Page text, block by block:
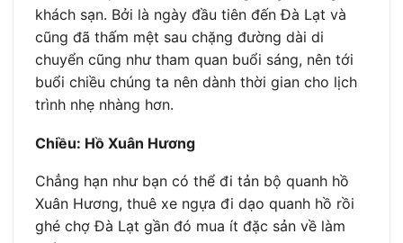
khách sạn. Bởi là ngày đầu tiên đến Đà Lạt và
cũng đã thấm mệt sau chặng đường dài di
chuyển cũng như tham quan buổi sáng, nên tới
buổi chiều chúng ta nên dành thời gian cho lịch
trình nhẹ nhàng hơn.
Chiều: Hồ Xuân Hương
Chẳng hạn như bạn có thể đi tản bộ quanh hồ
Xuân Hương, thuê xe ngựa đi dạo quanh hồ rồi
ghé chợ Đà Lạt gần đó mua ít đặc sản về làm